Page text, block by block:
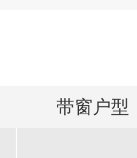
带窗户型